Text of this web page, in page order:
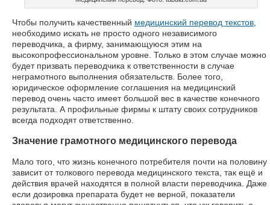
Чтобы получить качественный медицинский перевод текстов
необходимо искать не просто одного независимого
переводчика, а фирму, занимающуюся этим на
высокопрофессиональном уровне. Только в этом случае можно
будет призвать переводчика к ответственности в случае
неграмотного выполнения обязательств. Более того,
юридическое оформление соглашения на медицинский
перевод очень часто имеет большой вес в качестве конечного
результата. А профильные фирмы к штату своих сотрудников
всегда подходят ответственно.
Значение грамотного медицинского перевода
Мало того, что жизнь конечного потребителя почти на половину
зависит от толкового перевода медицинского текста, так ещё и
действия врачей находятся в полной власти переводчика. Даже
если дозировка препарата будет не верной, показатели